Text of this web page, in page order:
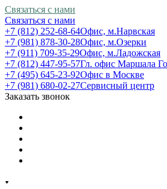
Связаться с нами
Связаться с нами
+7 (812) 252-68-64Офис, м.Нарвская
+7 (981) 878-30-28Офис, м.Озерки
+7 (911) 709-35-29Офис, м.Ладожская
+7 (812) 447-95-57Гл. офис Маршала
+7 (495) 645-23-92Офис в Москве
+7 (981) 680-02-27Сервисный центр
Заказать звонок